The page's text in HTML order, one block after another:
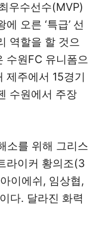
우수선수(MVP)
오른 ‘특급’ 선
역할을 할 것으
수원FC 유니폼으
제주에서 15경기
수원에서 주장
소를 위해 그리스
라이커 황의조(3
이에쉬, 임상협,
다. 달라진 화력